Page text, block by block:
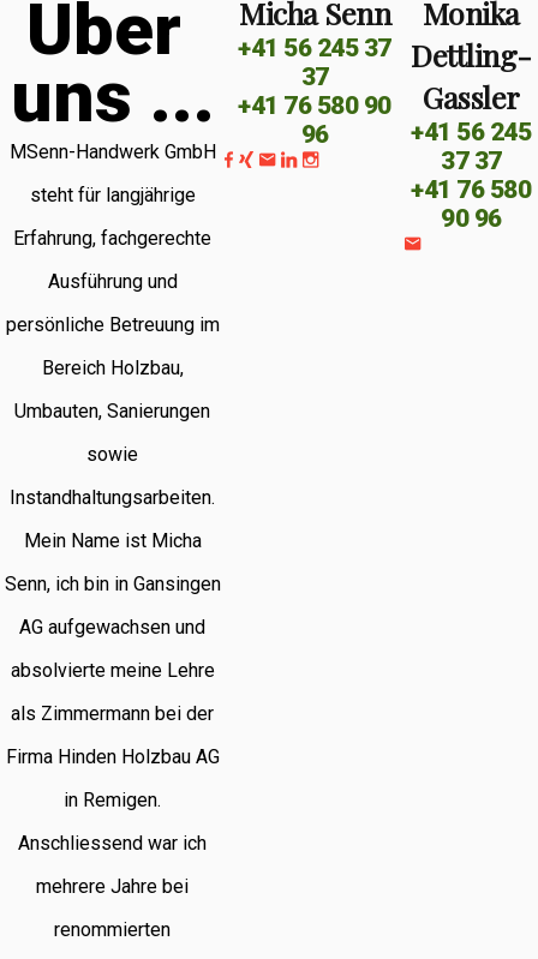
Über
uns ...
MSenn-Handwerk GmbH
steht für langjährige
Erfahrung, fachgerechte
Ausführung und
persönliche Betreuung im
Bereich Holzbau,
Umbauten, Sanierungen
sowie
Instandhaltungsarbeiten.
Mein Name ist Micha
Senn, ich bin in Gansingen
AG aufgewachsen und
absolvierte meine Lehre
als Zimmermann bei der
Firma Hinden Holzbau AG
in Remigen.
Anschliessend war ich
mehrere Jahre bei
renommierten
Micha Senn
+41 56 245 37
37
+41 76 580 90
96
Monika
Dettling-
Gassler
+41 56 245
37 37
+41 76 580
90 96